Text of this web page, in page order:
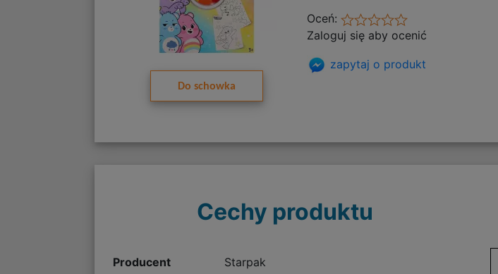
Do schowka
Oceń:
Zaloguj się aby ocenić
zapytaj o produkt
Cechy produktu
Producent Starpak